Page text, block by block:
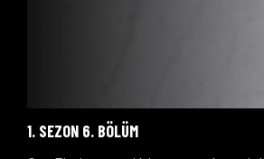
1. SEZON 6. BÖLÜM